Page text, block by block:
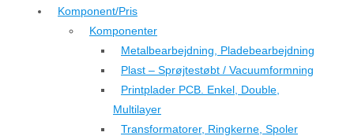
Komponent/Pris
Komponenter
Metalbearbejdning, Pladebearbejdning
Plast – Sprøjtestøbt / Vacuumformning
Printplader PCB. Enkel, Double,
Multilayer
Transformatorer, Ringkerne, Spoler